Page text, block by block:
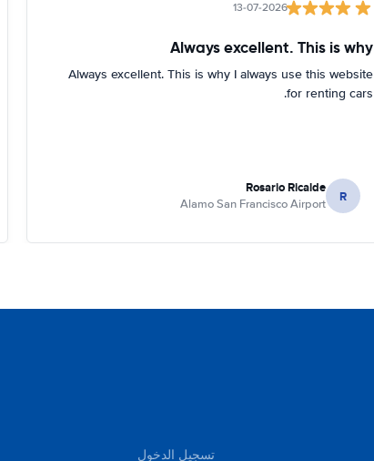
13-07-2026
Always excellent. This is why
Always excellent. This is why I always use this website
for renting cars.
R
Rosario Ricalde
Alamo San Francisco Airport
تسجيل الدخول